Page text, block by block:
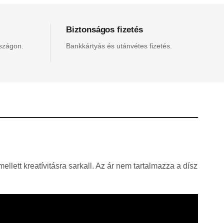
Biztonságos fizetés
Bankkártyás és utánvétes fizetés.
kreatívitásra sarkall. Az ár nem tartalmazza a dísz